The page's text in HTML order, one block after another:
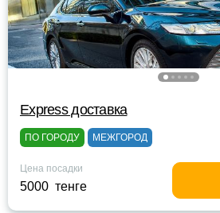
Express доставка
ПО ГОРОДУ МЕЖГОРОД
Цена посадки
5000 тенге